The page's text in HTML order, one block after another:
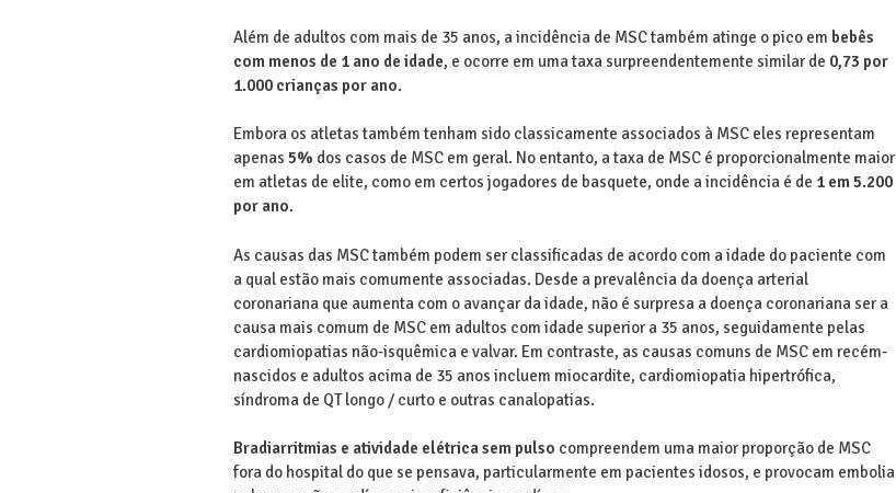
Além de adultos com mais de 35 anos, a incidência de MSC também atinge o pico em bebês
com menos de 1 ano de idade, e ocorre em uma taxa surpreendentemente similar de 0,73 por
1.000 crianças por ano.
Embora os atletas também tenham sido classicamente associados à MSC eles representam
apenas 5% dos casos de MSC em geral. No entanto, a taxa de MSC é proporcionalmente maior
em atletas de elite, como em certos jogadores de basquete, onde a incidência é de 1 em 5.200
por ano.
As causas das MSC também podem ser classificadas de acordo com a idade do paciente com
a qual estão mais comumente associadas. Desde a prevalência da doença arterial
coronariana que aumenta com o avançar da idade, não é surpresa a doença coronariana ser a
causa mais comum de MSC em adultos com idade superior a 35 anos, seguidamente pelas
cardiomiopatias não-isquêmica e valvar. Em contraste, as causas comuns de MSC em recém-
nascidos e adultos acima de 35 anos incluem miocardite, cardiomiopatia hipertrófica,
síndroma de QT longo / curto e outras canalopatias.
Bradiarritmias e atividade elétrica sem pulso compreendem uma maior proporção de MSC
fora do hospital do que se pensava, particularmente em pacientes idosos, e provocam embolia